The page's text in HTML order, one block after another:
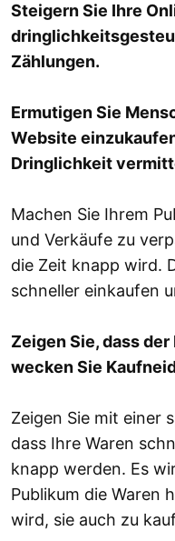
Steigern Sie Ihre
Zählungen.
Ermutigen Sie
Website
Dringlichkeit
Machen Sie Ihrem
und Verkäufe zu
die Zeit knapp wird.
schneller einkaufen
Zeigen Sie, dass
wecken Sie
Zeigen Sie mit einer
dass Ihre Waren
knapp werden. Es
Publikum die Waren
wird, sie auch zu